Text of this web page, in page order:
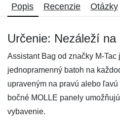
Popis Recenzie Otázky
Určenie: Nezáleží na
Assistant Bag od značky M-Tac
jednopramenný batoh na
upraveným na pravú alebo
bočné MOLLE panely
vybavenie.